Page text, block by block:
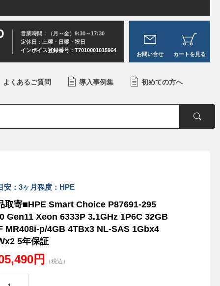
営業時間：（月～金）9:30～17:30
定休日：土曜・日曜・祝日
インボイス登録番号：T7010001015964
お問い合せ カートを見る
よくあるご質問 導入事例集 初めての方へ
安：3ヶ月程度：HPE
取寄■HPE Smart Choice P87691-295
Gen11 Xeon 6333P 3.1GHz 1P6C 32GB
MR408i-p/4GB 4TBx3 NL-SAS 1Gbx4
5年保証
円 （税込）